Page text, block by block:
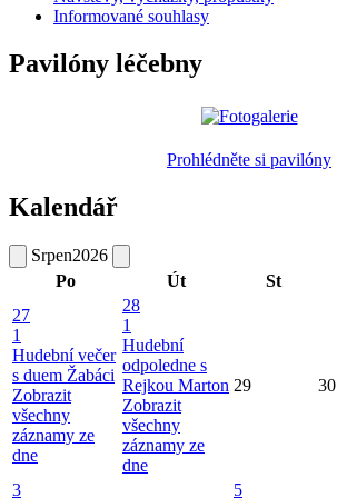
Informované souhlasy
Pavilóny léčebny
Prohlédněte si pavilóny
Kalendář
Srpen2026
Po
Út St
27
1
Hudební večer
s duem Žabáci
Zobrazit
všechny
záznamy ze
dne
28
1
Hudební
odpoledne s
Rejkou Marton
Zobrazit
všechny
záznamy ze
dne
29 30
3
5